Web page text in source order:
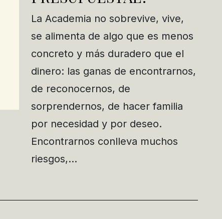
La Academia no sobrevive, vive,
se alimenta de algo que es menos
concreto y más duradero que el
dinero: las ganas de encontrarnos,
de reconocernos, de
sorprendernos, de hacer familia
por necesidad y por deseo.
Encontrarnos conlleva muchos
riesgos,…